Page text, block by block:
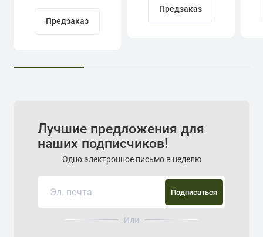
Предзаказ
Предзаказ
Лучшие предложения для
наших подписчиков!
Одно электронное письмо в неделю
Подписаться
Или